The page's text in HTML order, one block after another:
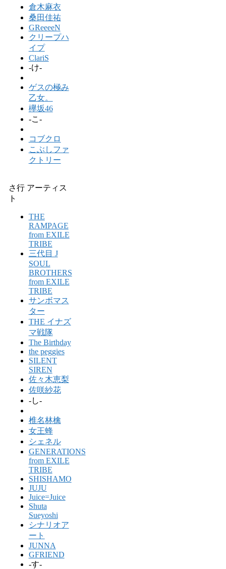
倉木麻衣
桑田佳祐
GReeeeN
クリープハ
イプ
ClariS
-け-
ゲスの極み
乙女。
欅坂46
-こ-
コブクロ
こぶしファ
クトリー
さ行 アーティス
ト
THE
RAMPAGE
from EXILE
TRIBE
三代目 J
SOUL
BROTHERS
from EXILE
TRIBE
サンボマス
ター
THE イナズ
マ戦隊
The Birthday
the peggies
SILENT
SIREN
佐々木恵梨
佐咲紗花
-し-
椎名林檎
女王蜂
シェネル
GENERATIONS
from EXILE
TRIBE
SHISHAMO
JUJU
Juice=Juice
Shuta
Sueyoshi
シナリオア
ート
JUNNA
GFRIEND
-す-